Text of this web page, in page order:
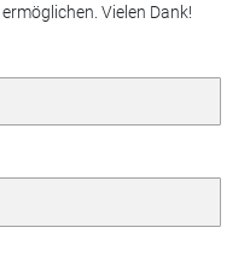
Vielen Dank!